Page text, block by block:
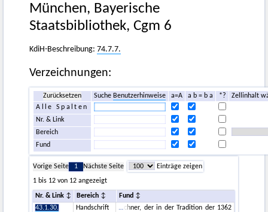
München, Bayerische
Staatsbibliothek, Cgm 6
KdiH-Beschreibung:74.7.7.
Verzeichnungen:
Zurücksetzen Suche Benutzerhinweise a=A a b = b a *?
Zellinhalt
Alle Spalten
Nr. & Link
Bereich
Fund
Vorige Seite 1 Nächste Seite
Einträge zeigen
1 bis 12 von 12 angezeigt
Nr. & Link Bereich
Fund
43.1.30.
Handschrift
chner, der in der Tradition der 1362